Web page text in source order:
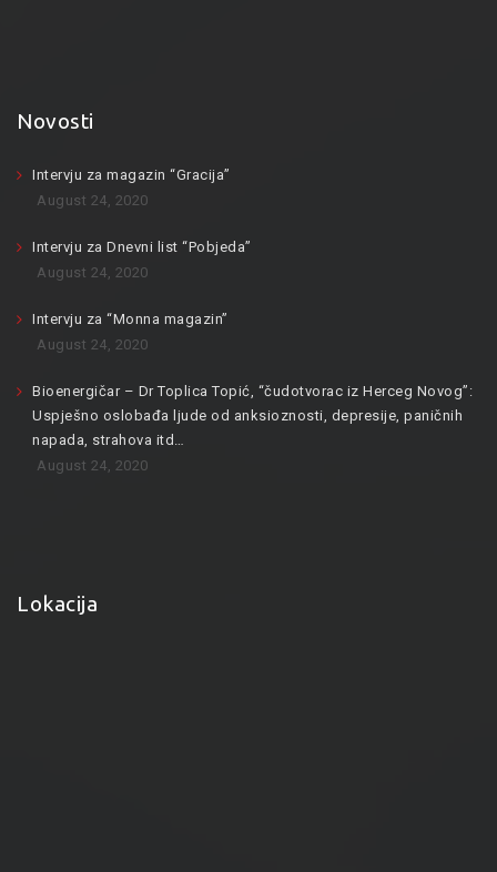
Novosti
Intervju za magazin “Gracija”
August 24, 2020
Intervju za Dnevni list “Pobjeda”
August 24, 2020
Intervju za “Monna magazin”
August 24, 2020
Bioenergičar – Dr Toplica Topić, “čudotvorac iz Herceg Novog”:
Uspješno oslobađa ljude od anksioznosti, depresije, paničnih
napada, strahova itd…
August 24, 2020
Lokacija